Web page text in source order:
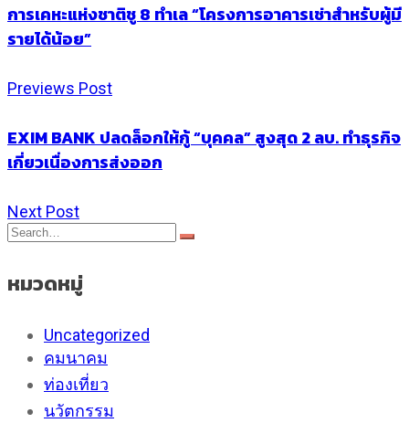
การเคหะแห่งชาติชู 8 ทำเล “โครงการอาคารเช่าสำหรับผู้มี
รายได้น้อย”
Previews Post
EXIM BANK ปลดล็อกให้กู้ “บุคคล” สูงสุด 2 ลบ. ทำธุรกิจ
เกี่ยวเนื่องการส่งออก
Next Post
หมวดหมู่
Uncategorized
คมนาคม
ท่องเที่ยว
นวัตกรรม